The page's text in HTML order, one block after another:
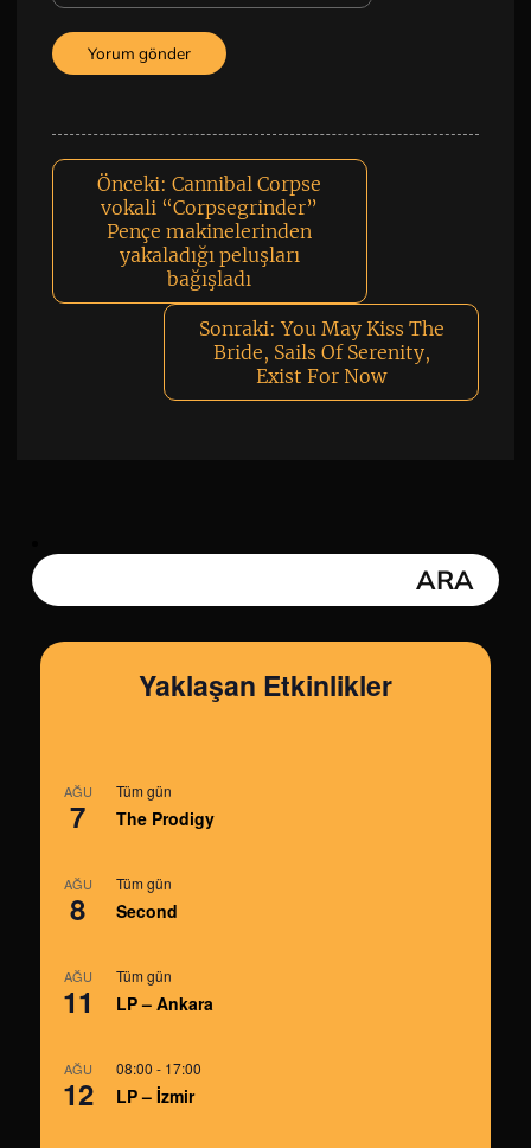
Önceki: Cannibal Corpse
vokali “Corpsegrinder”
Pençe makinelerinden
yakaladığı peluşları
bağışladı
Sonraki: You May Kiss The
Bride, Sails Of Serenity,
Exist For Now
Yaklaşan Etkinlikler
AĞU
7
Tüm gün
The Prodigy
AĞU
8
Tüm gün
Second
AĞU
11
Tüm gün
LP – Ankara
AĞU
12
08:00 - 17:00
LP – İzmir